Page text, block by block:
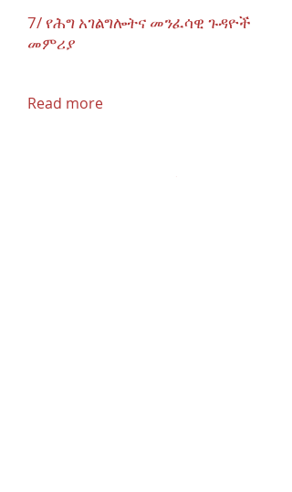
7/ የሕግ አገልግሎትና መንፈሳዊ ጉዳዮች
መምሪያ
Read more